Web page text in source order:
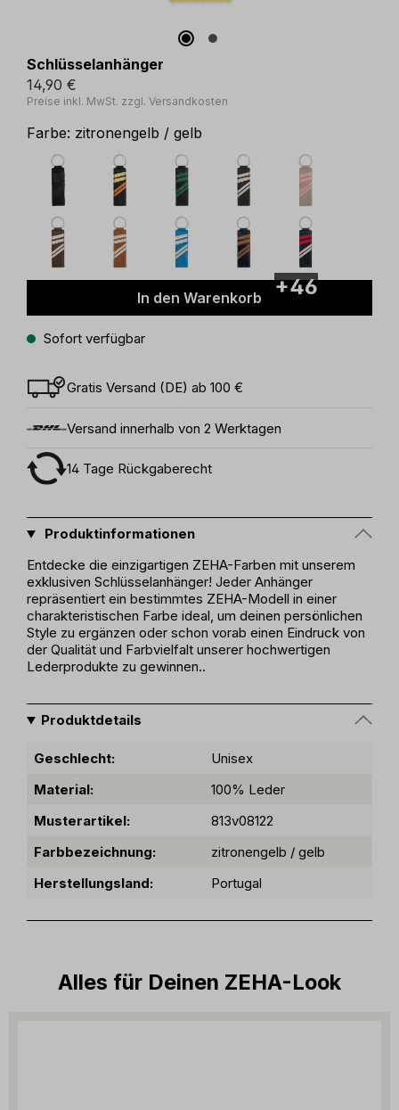
Schlüsselanhänger
14,90 €
Preise inkl. MwSt. zzgl. Versandkosten
Sofort verfügbar
Farbe: zitronengelb / gelb
+46
In den Warenkorb
Gratis Versand (DE) ab 100 €
Versand innerhalb von 2 Werktagen
14 Tage Rückgaberecht
Produktinformationen
Entdecke die einzigartigen ZEHA-Farben mit unserem
exklusiven Schlüsselanhänger! Jeder Anhänger
repräsentiert ein bestimmtes ZEHA-Modell in einer
charakteristischen Farbe ideal, um deinen persönlichen
Style zu ergänzen oder schon vorab einen Eindruck von
der Qualität und Farbvielfalt unserer hochwertigen
Lederprodukte zu gewinnen..
Produktdetails
Geschlecht:
Unisex
Material:
100% Leder
Musterartikel:
813v08122
Farbbezeichnung:
zitronengelb / gelb
Herstellungsland:
Portugal
Alles für Deinen ZEHA-Look